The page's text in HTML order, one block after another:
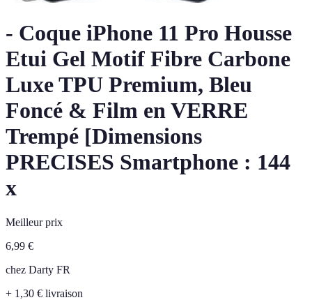
- Coque iPhone 11 Pro Housse
Etui Gel Motif Fibre Carbone
Luxe TPU Premium, Bleu
Foncé & Film en VERRE
Trempé [Dimensions
PRECISES Smartphone : 144
x
Meilleur prix
6,99 €
chez Darty FR
+ 1,30 € livraison